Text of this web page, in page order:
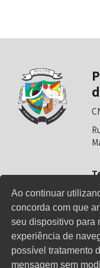
Ao continuar
concorda com que
seu dispositivo para
experiência de
possível tratamento
mensagem sem